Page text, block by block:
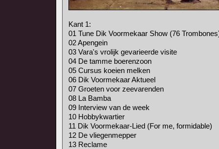
Kant 1:
01 Tune Dik Voormekaar Show (76
02 Apengein
03 Vara's vrolijk gevarieerde visite
04 De tamme boerenzoon
05 Cursus koeien melken
06 Dik Voormekaar Aktueel
07 Groeten voor zeevarenden
08 La Bamba
09 Interview van de week
10 Hobbykwartier
11 Dik Voormekaar-Lied (For me, formidable)
12 De vliegenmepper
13 Reclame